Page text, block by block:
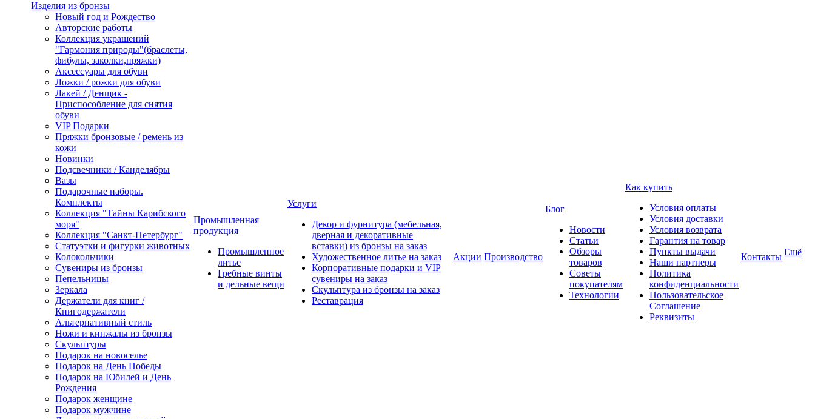
Изделия из бронзы
Новый год и Рождество
Авторские работы
Коллекция украшений
"Гармония природы"(браслеты,
фибулы, заколки,пряжки)
Аксессуары для обуви
Ложки / рожки для обуви
Лакей / Денщик -
Приспособление для снятия
обуви
VIP Подарки
Пряжки бронзовые / ремень из
кожи
Новинки
Подсвечники / Канделябры
Вазы
Подарочные наборы.
Комплекты
Коллекция "Тайны Карибского
моря"
Коллекция "Санкт-Петербург"
Статуэтки и фигурки животных
Колокольчики
Сувениры из бронзы
Пепельницы
Зеркала
Держатели для книг /
Книгодержатели
Альтернативный стиль
Ножи и кинжалы из бронзы
Скульптуры
Подарок на новоселье
Подарок на День Победы
Подарок на Юбилей и День
Рождения
Подарок женщине
Подарок мужчине
Промышленная
продукция
Промышленное
литье
Гребные винты
и дельные вещи
Услуги
Декор и фурнитура (мебельная,
дверная и декоративные
вставки) из бронзы на заказ
Художественное литье на заказ
Корпоративные подарки и VIP
сувениры на заказ
Скульптура из бронзы на заказ
Реставрация
Акции Производство
Блог
Новости
Статьи
Обзоры
товаров
Советы
покупателям
Технологии
Как купить
Условия оплаты
Условия доставки
Условия возврата
Гарантия на товар
Пункты выдачи
Наши партнеры
Политика
конфиденциальности
Пользовательское
Соглашение
Реквизиты
Контакты Ещё